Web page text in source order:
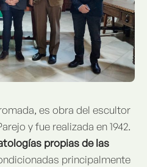
es obra del escultor
y fue realizada en 1942.
propias de las
principalmente